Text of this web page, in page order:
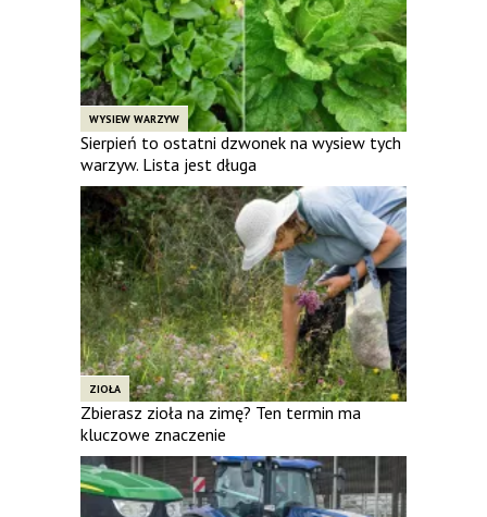
WYSIEW WARZYW
Sierpień to ostatni dzwonek na wysiew tych
warzyw. Lista jest długa
ZIOŁA
Zbierasz zioła na zimę? Ten termin ma
kluczowe znaczenie